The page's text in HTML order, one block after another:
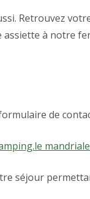
Retrouvez
assiette à notre
de
séjour